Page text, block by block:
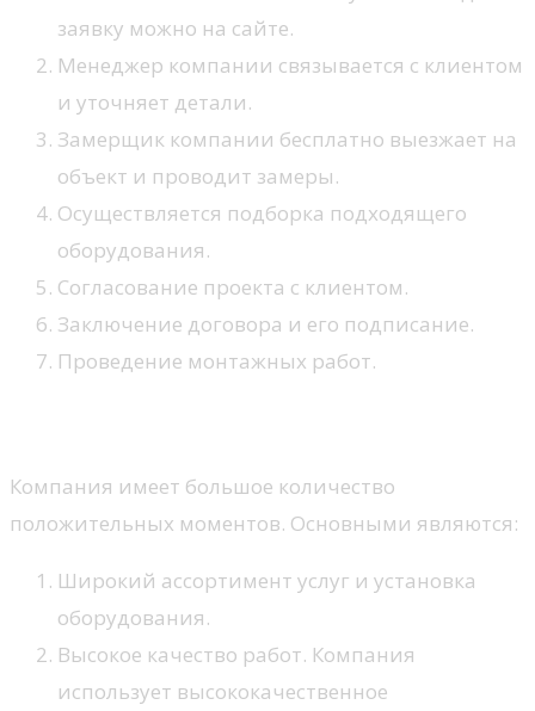
заявку можно на сайте.
Менеджер компании связывается с клиентом
и уточняет детали.
Замерщик компании бесплатно выезжает на
объект и проводит замеры.
Осуществляется подборка подходящего
оборудования.
Согласование проекта с клиентом.
Заключение договора и его подписание.
Проведение монтажных работ.
Компания имеет большое количество
положительных моментов. Основными являются:
Широкий ассортимент услуг и установка
оборудования.
Высокое качество работ. Компания
использует высококачественное